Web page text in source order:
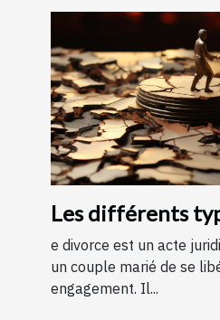
Les différents
e divorce est un acte
un couple marié de se
engagement. Il...